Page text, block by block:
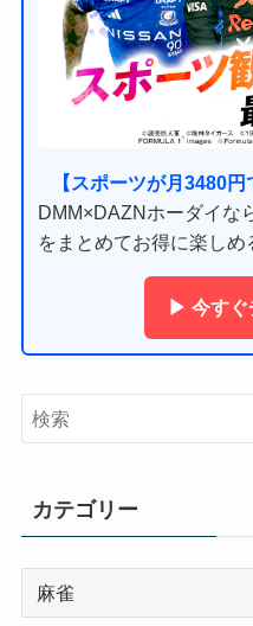
【スポーツが月3480円
DMM×DAZNホーダイな
をまとめてお得に楽しめ
▶ 今すぐ
カテゴリー